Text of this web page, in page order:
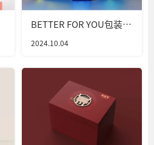
BETTER FOR YOU包装设
2024.10.04